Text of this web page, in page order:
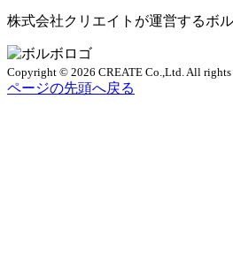
株式会社クリエイトが運営するボ
Copyright © 2026 CREATE Co.,Ltd. All rights
ページの先頭へ戻る